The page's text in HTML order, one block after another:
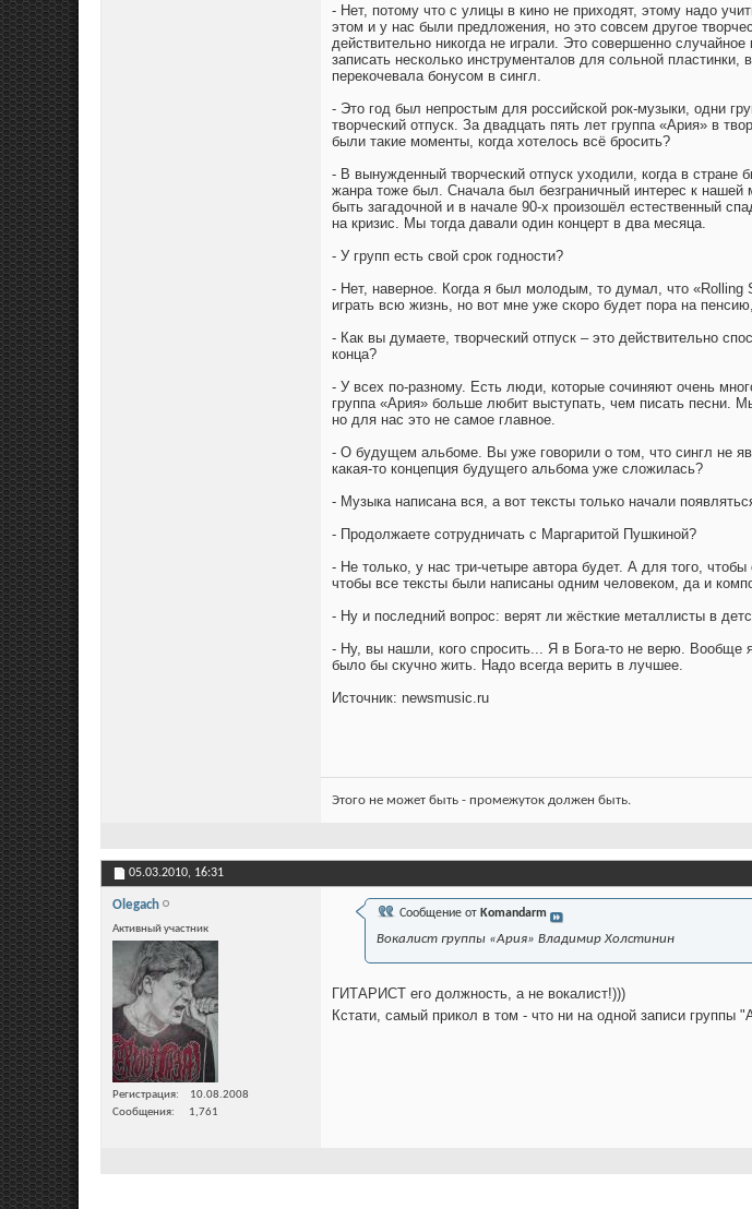
- Нет, потому что с улицы в кино не приходят, этому надо
этом и у нас были предложения, но это совсем другое
действительно никогда не играли. Это совершенно
записать несколько инструменталов для сольной пластинки,
перекочевала бонусом в сингл.
- Это год был непростым для российской рок-музыки, одни
творческий отпуск. За двадцать пять лет группа «Ария» в
были такие моменты, когда хотелось всё бросить?
- В вынужденный творческий отпуск уходили, когда в стране
жанра тоже был. Сначала был безграничный интерес к нашей
быть загадочной и в начале 90-х произошёл естественный
на кризис. Мы тогда давали один концерт в два месяца.
- У групп есть свой срок годности?
- Нет, наверное. Когда я был молодым, то думал, что «Rolling
играть всю жизнь, но вот мне уже скоро будет пора на
- Как вы думаете, творческий отпуск – это действительно
конца?
- У всех по-разному. Есть люди, которые сочиняют очень
группа «Ария» больше любит выступать, чем писать песни.
но для нас это не самое главное.
- О будущем альбоме. Вы уже говорили о том, что сингл не
какая-то концепция будущего альбома уже сложилась?
- Музыка написана вся, а вот тексты только начали
- Продолжаете сотрудничать с Маргаритой Пушкиной?
- Не только, у нас три-четыре автора будет. А для того,
чтобы все тексты были написаны одним человеком, да и
- Ну и последний вопрос: верят ли жёсткие металлисты в
- Ну, вы нашли, кого спросить... Я в Бога-то не верю. Вообще
было бы скучно жить. Надо всегда верить в лучшее.
Источник: newsmusic.ru
Этого не может быть - промежуток должен быть.
05.03.2010, 16:31
Olegach
Активный участник
Регистрация
10.08.2008
Сообщения
1,761
Сообщение от Komandarm
Вокалист группы «Ария» Владимир Холстинин
ГИТАРИСТ его должность, а не вокалист!)))
Кстати, самый прикол в том - что ни на одной записи группы